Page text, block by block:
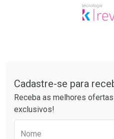
Por R$ 50,25/cada
Cadastre-se para
Receba as melhores
exclusivos!
Nome